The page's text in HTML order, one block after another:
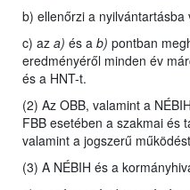
b) ellenőrzi a
c) az a) és a b) pontban
eredményéről minden év
és a HNT-t.
(2) Az OBB, valamint a
FBB esetében a szakmai és
valamint a jogszerű
(3) A NÉBIH és a